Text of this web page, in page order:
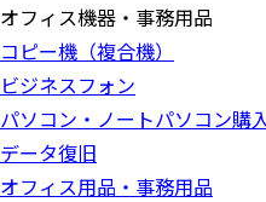
オフィス機器・事務用品
コピー機（複合機）
ビジネスフォン
パソコン・ノートパソコン購
データ復旧
オフィス用品・事務用品